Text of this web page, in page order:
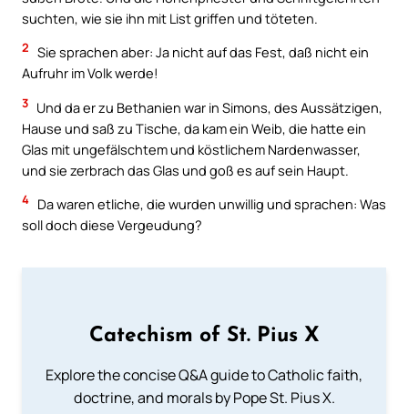
suchten, wie sie ihn mit List griffen und töteten.
2 Sie sprachen aber: Ja nicht auf das Fest, daß nicht ein
Aufruhr im Volk werde!
3 Und da er zu Bethanien war in Simons, des Aussätzigen,
Hause und saß zu Tische, da kam ein Weib, die hatte ein
Glas mit ungefälschtem und köstlichem Nardenwasser,
und sie zerbrach das Glas und goß es auf sein Haupt.
4 Da waren etliche, die wurden unwillig und sprachen: Was
soll doch diese Vergeudung?
Catechism of St. Pius X
Explore the concise Q&A guide to Catholic faith,
doctrine, and morals by Pope St. Pius X.